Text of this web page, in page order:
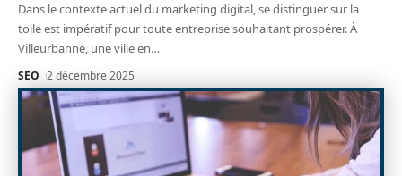
Dans le contexte actuel du marketing digital, se distinguer sur la
toile est impératif pour toute entreprise souhaitant prospérer. À
Villeurbanne, une ville en…
SEO 2 décembre 2025